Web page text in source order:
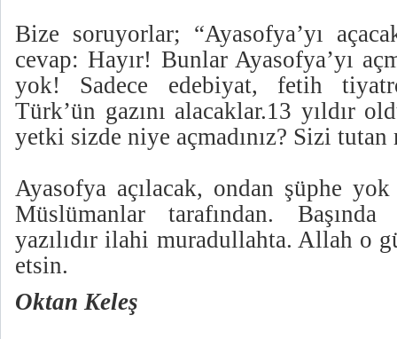
Bize soruyorlar; “Ayasofya’yı
cevap: Hayır! Bunlar Ayasofya’yı
yok! Sadece edebiyat, fetih
Türk’ün gazını alacaklar.13 yıldır
yetki sizde niye açmadınız? Sizi tutan
Ayasofya açılacak, ondan şüphe
Müslümanlar tarafından.
yazılıdır ilahi muradullahta. Allah o
etsin.
Oktan Keleş